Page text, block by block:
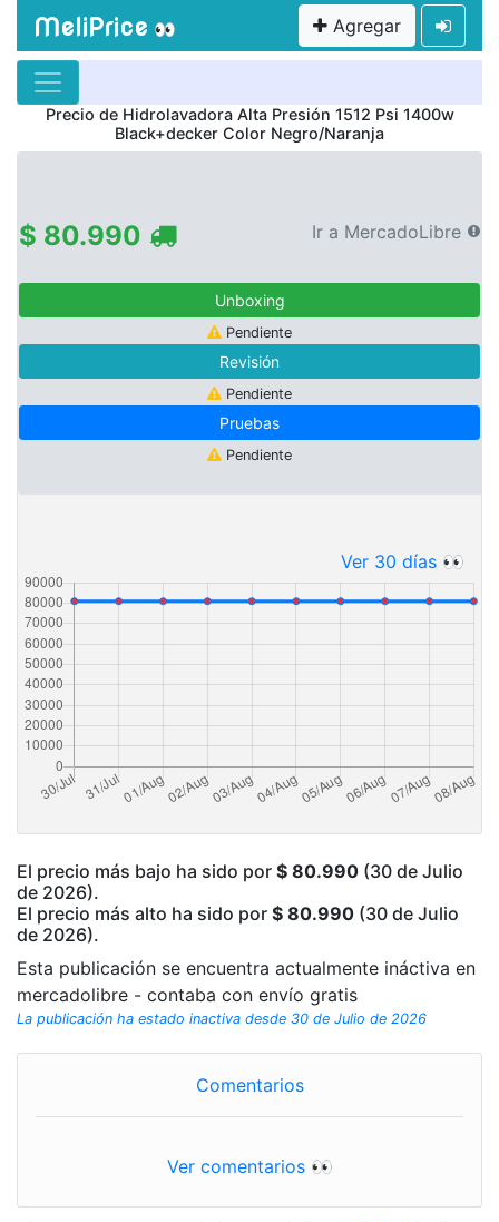
MeliPrice 👀 Agregar
Precio de Hidrolavadora Alta Presión 1512 Psi 1400w
Black+decker Color Negro/Naranja
$ 80.990 Ir a MercadoLibre
Unboxing
Pendiente
Revisión
Pendiente
Pruebas
Pendiente
Ver 30 días 👀
El precio más bajo ha sido por $ 80.990 (30 de Julio
de 2026).
El precio más alto ha sido por $ 80.990 (30 de Julio
de 2026).
Esta publicación se encuentra actualmente ináctiva en
mercadolibre - contaba con envío gratis
La publicación ha estado inactiva desde 30 de Julio de 2026
Comentarios
Ver comentarios 👀